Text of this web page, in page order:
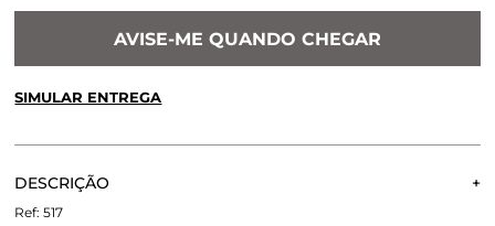
AVISE-ME QUANDO CHEGAR
SIMULAR ENTREGA
DESCRIÇÃO
A Rasteira Lia é confeccionada em couro. Modelagem em
517